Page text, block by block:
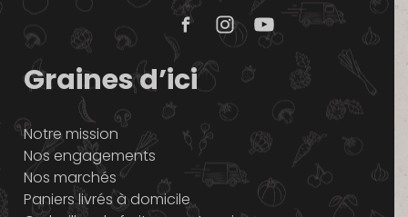
Graines d’ici
Notre mission
Nos engagements
Nos marchés
Paniers livrés à domicile